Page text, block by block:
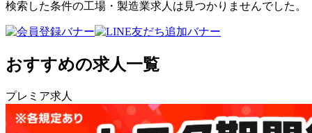
検索した条件の工場・製造業求人は見つかりませんでした。
おすすめの求人一覧
プレミア求人